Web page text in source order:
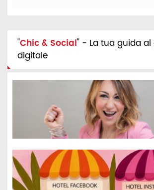
"Chic & Social" - La tua guida
digitale